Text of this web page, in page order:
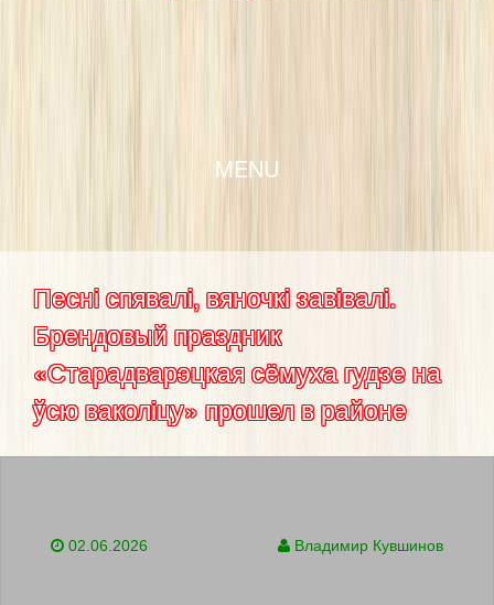
MENU
Песні спявалі, вяночкі завівалі.
Брендовый праздник
«Старадварэцкая сёмуха гудзе на
ўсю ваколіцу» прошел в районе
02.06.2026 Владимир Кувшинов